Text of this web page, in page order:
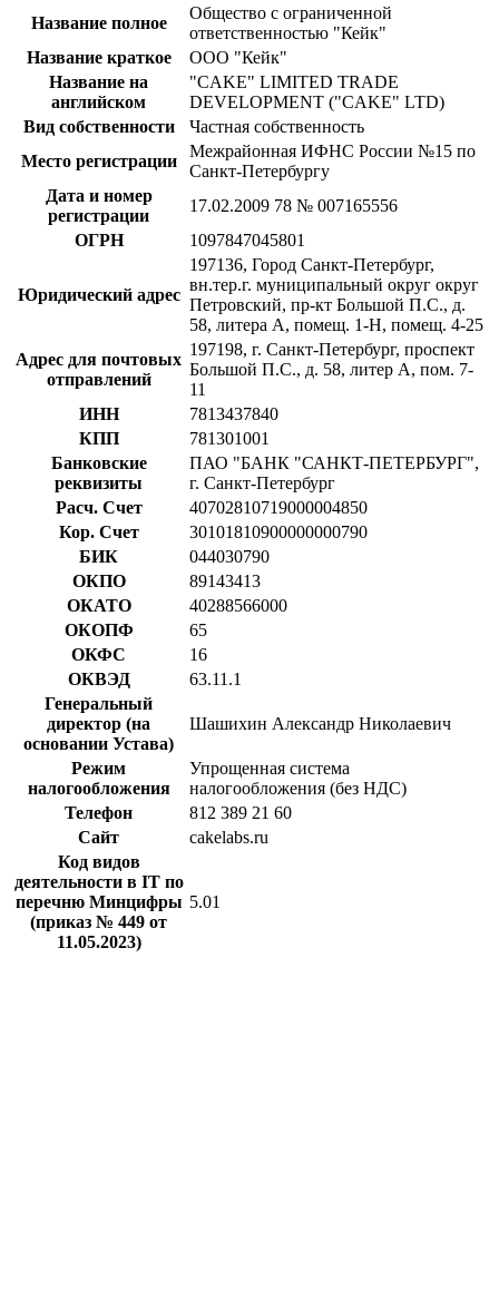
Название полное
Общество с ограниченной
ответственностью "Кейк"
Название краткое
ООО "Кейк"
Название на
английском
"CAKE" LIMITED TRADE
DEVELOPMENT ("CAKE" LTD)
Вид собственности
Частная собственность
Место регистрации
Межрайонная ИФНС России №15 по
Санкт-Петербургу
Дата и номер
регистрации
17.02.2009 78 № 007165556
ОГРН
1097847045801
Юридический адрес
197136, Город Санкт-Петербург,
вн.тер.г. муниципальный округ округ
Петровский, пр-кт Большой П.С., д.
58, литера А, помещ. 1-Н, помещ. 4-25
Адрес для почтовых
отправлений
197198, г. Санкт-Петербург, проспект
Большой П.С., д. 58, литер А, пом. 7-
11
ИНН
7813437840
КПП
781301001
Банковские
реквизиты
ПАО "БАНК "САНКТ-ПЕТЕРБУРГ",
г. Санкт-Петербург
Расч. Счет
40702810719000004850
Кор. Счет
30101810900000000790
БИК
044030790
ОКПО
89143413
ОКАТО
40288566000
ОКОПФ
65
ОКФС
16
ОКВЭД
63.11.1
Генеральный
директор (на
основании Устава)
Шашихин Александр Николаевич
Режим
налогообложения
Упрощенная система
налогообложения (без НДС)
Телефон
812 389 21 60
Сайт
cakelabs.ru
Код видов
деятельности в IT по
перечню Минцифры
(приказ № 449 от
11.05.2023)
5.01